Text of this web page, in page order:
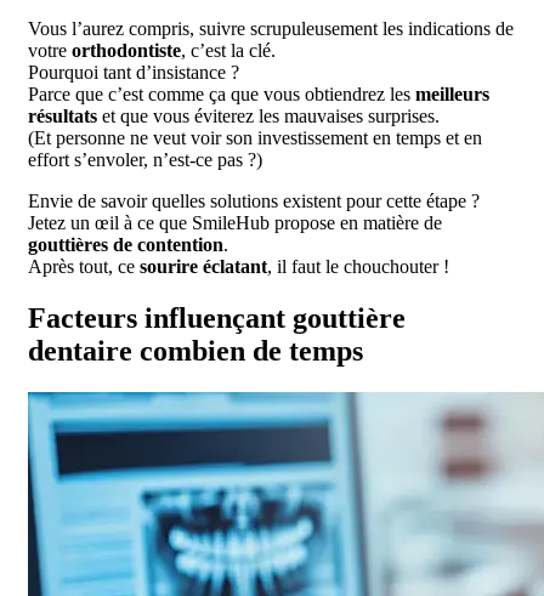
Vous l’aurez compris, suivre scrupuleusement les indications de
votre orthodontiste, c’est la clé.
Pourquoi tant d’insistance ?
Parce que c’est comme ça que vous obtiendrez les meilleurs
résultats et que vous éviterez les mauvaises surprises.
(Et personne ne veut voir son investissement en temps et en
effort s’envoler, n’est-ce pas ?)
Envie de savoir quelles solutions existent pour cette étape ?
Jetez un œil à ce que SmileHub propose en matière de
gouttières de contention.
Après tout, ce sourire éclatant, il faut le chouchouter !
Facteurs influençant gouttière
dentaire combien de temps